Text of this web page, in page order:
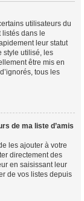
utilisateurs du
listés dans le
leur statut
style utilisé, les
être mis en
tous les
de ma liste d’amis
les ajouter à votre
directement des
en saisissant leur
de vos listes depuis